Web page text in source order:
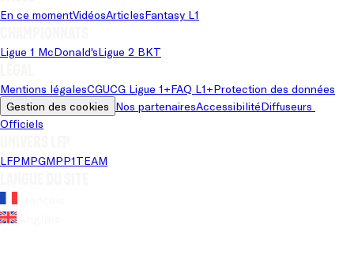
En ce momentVidéosArticlesFantasy L1
Ligue 1 McDonald'sLigue 2 BKT
Mentions légalesCGUCG Ligue 1+FAQ L1+Protection des données
Gestion des cookies Nos partenairesAccessibilitéDiffuseurs
Officiels
LFPMPGMPP1TEAM